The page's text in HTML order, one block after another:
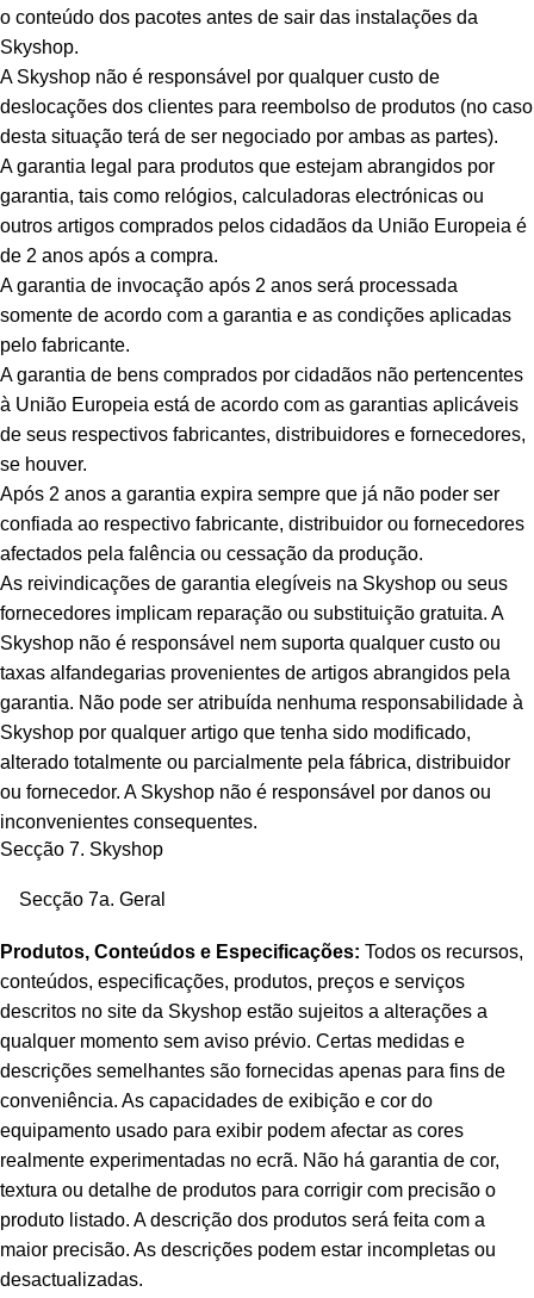
o conteúdo dos pacotes antes de sair das instalações da
Skyshop.
A Skyshop não é responsável por qualquer custo de
deslocações dos clientes para reembolso de produtos (no caso
desta situação terá de ser negociado por ambas as partes).
A garantia legal para produtos que estejam abrangidos por
garantia, tais como relógios, calculadoras electrónicas ou
outros artigos comprados pelos cidadãos da União Europeia é
de 2 anos após a compra.
A garantia de invocação após 2 anos será processada
somente de acordo com a garantia e as condições aplicadas
pelo fabricante.
A garantia de bens comprados por cidadãos não pertencentes
à União Europeia está de acordo com as garantias aplicáveis
de seus respectivos fabricantes, distribuidores e fornecedores,
se houver.
Após 2 anos a garantia expira sempre que já não poder ser
confiada ao respectivo fabricante, distribuidor ou fornecedores
afectados pela falência ou cessação da produção.
As reivindicações de garantia elegíveis na Skyshop ou seus
fornecedores implicam reparação ou substituição gratuita. A
Skyshop não é responsável nem suporta qualquer custo ou
taxas alfandegarias provenientes de artigos abrangidos pela
garantia. Não pode ser atribuída nenhuma responsabilidade à
Skyshop por qualquer artigo que tenha sido modificado,
alterado totalmente ou parcialmente pela fábrica, distribuidor
ou fornecedor. A Skyshop não é responsável por danos ou
inconvenientes consequentes.
Secção 7. Skyshop
Secção 7a. Geral
Produtos, Conteúdos e Especificações: Todos os recursos,
conteúdos, especificações, produtos, preços e serviços
descritos no site da Skyshop estão sujeitos a alterações a
qualquer momento sem aviso prévio. Certas medidas e
descrições semelhantes são fornecidas apenas para fins de
conveniência. As capacidades de exibição e cor do
equipamento usado para exibir podem afectar as cores
realmente experimentadas no ecrã. Não há garantia de cor,
textura ou detalhe de produtos para corrigir com precisão o
produto listado. A descrição dos produtos será feita com a
maior precisão. As descrições podem estar incompletas ou
desactualizadas.